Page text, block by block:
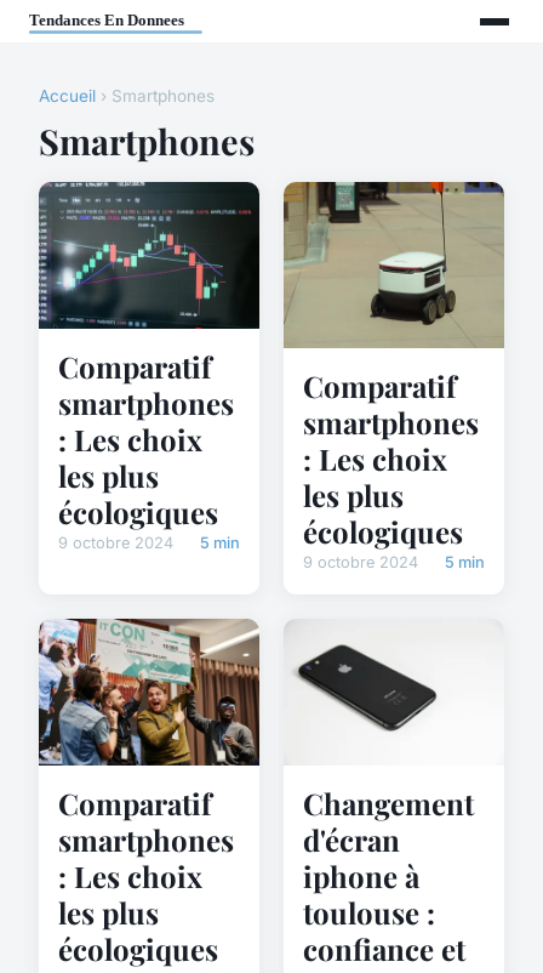
Accueil › Smartphones
Smartphones
Comparatif
smartphones
: Les choix
les plus
écologiques
9 octobre 2024 5 min
Comparatif
smartphones
: Les choix
les plus
écologiques
9 octobre 2024 5 min
Comparatif
smartphones
: Les choix
les plus
écologiques
Changement
d'écran
iphone à
toulouse :
confiance et